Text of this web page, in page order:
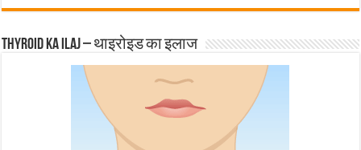
Thyroid ka ilaj – थाइरोइड का इलाज